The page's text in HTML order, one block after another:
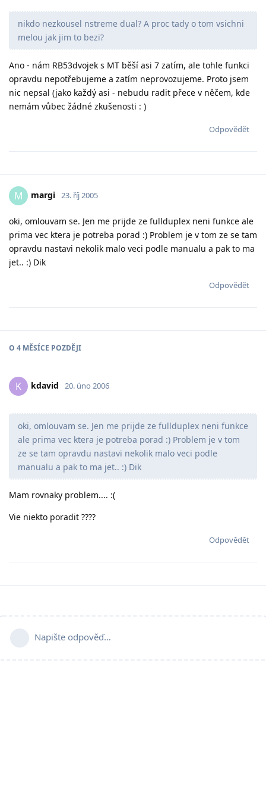
nikdo nezkousel nstreme dual? A proc tady o tom vsichni
melou jak jim to bezi?
Ano - nám RB53dvojek s MT běší asi 7 zatím, ale tohle funkci
opravdu nepotřebujeme a zatím neprovozujeme. Proto jsem
nic nepsal (jako každý asi - nebudu radit přece v něčem, kde
nemám vůbec žádné zkušenosti : )
Odpovědět
M margi 23. říj 2005
oki, omlouvam se. Jen me prijde ze fullduplex neni funkce ale
prima vec ktera je potreba porad :) Problem je v tom ze se tam
opravdu nastavi nekolik malo veci podle manualu a pak to ma
jet.. :) Dik
Odpovědět
O 4 MĚSÍCE POZDĚJI
K kdavid 20. úno 2006
oki, omlouvam se. Jen me prijde ze fullduplex neni funkce
ale prima vec ktera je potreba porad :) Problem je v tom
ze se tam opravdu nastavi nekolik malo veci podle
manualu a pak to ma jet.. :) Dik
Mam rovnaky problem.... :(
Vie niekto poradit ????
Odpovědět
Napište odpověď…